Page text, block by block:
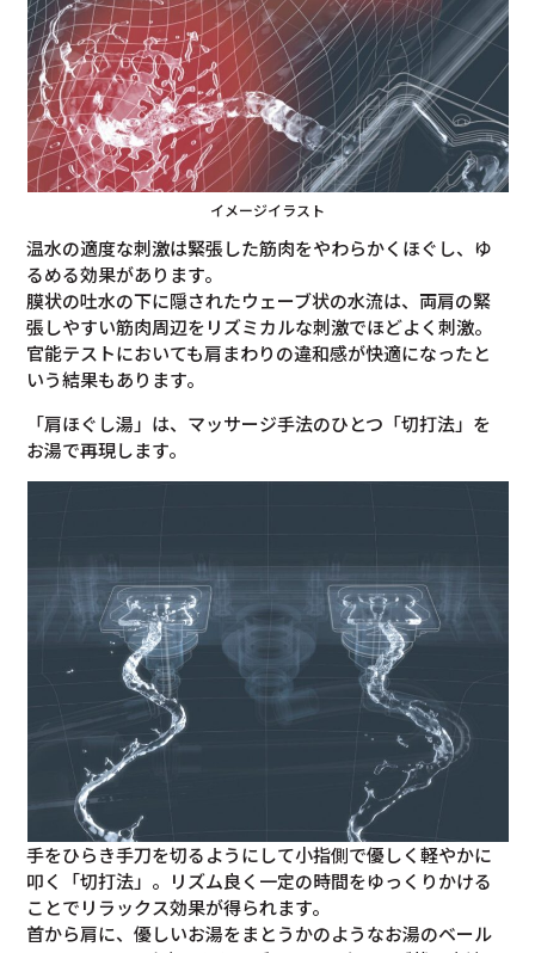
イメージイラスト
温水の適度な刺激は緊張した筋肉をやわらかくほぐし、ゆ
るめる効果があります。
膜状の吐水の下に隠されたウェーブ状の水流は、両肩の緊
張しやすい筋肉周辺をリズミカルな刺激でほどよく刺激。
官能テストにおいても肩まわりの違和感が快適になったと
いう結果もあります。
「肩ほぐし湯」は、マッサージ手法のひとつ「切打法」を
お湯で再現します。
手をひらき手刀を切るようにして小指側で優しく軽やかに
叩く「切打法」。リズム良く一定の時間をゆっくりかける
ことでリラックス効果が得られます。
首から肩に、優しいお湯をまとうかのようなお湯のベール